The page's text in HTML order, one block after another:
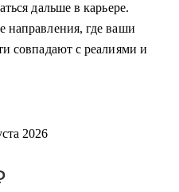
дальше в карьере.
направления, где ваши
совпадают с реалиями и
2026